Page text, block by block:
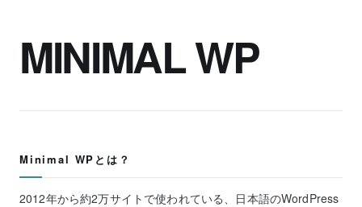
MINIMAL WP
Minimal WPとは？
2012年から約2万サイトで使われている、日本語のWordPress